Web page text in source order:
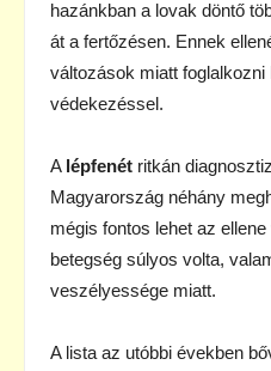
hazánkban a lovak döntő
át a fertőzésen. Ennek
változások miatt foglalkozni
védekezéssel.
A lépfenét ritkán
Magyarország néhány
mégis fontos lehet az
betegség súlyos volta,
veszélyessége miatt.
A lista az utóbbi években